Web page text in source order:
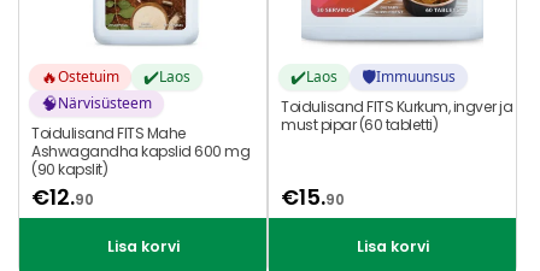
🔥Ostetuim ✔️Laos
🧠Närvisüsteem
Toidulisand FITS Mahe
Ashwagandha kapslid 600 mg
(90 kapslit)
€12.90
Lisa korvi
✔️Laos 🛡️Immuunsus
Toidulisand FITS Kurkum, ingver ja
must pipar (60 tabletti)
€15.90
Lisa korvi